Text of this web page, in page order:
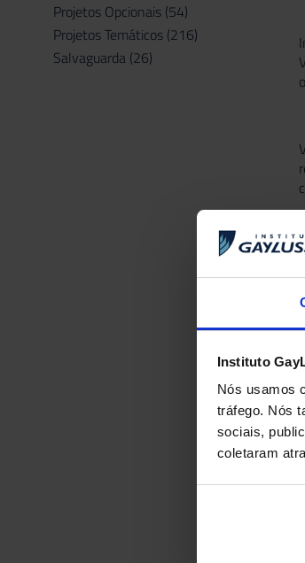
Instituto
Nós usamos
tráfego. Nós
sociais,
coletaram
Projetos Opcionais (54)
Projetos Temáticos (216)
Salvaguarda (26)